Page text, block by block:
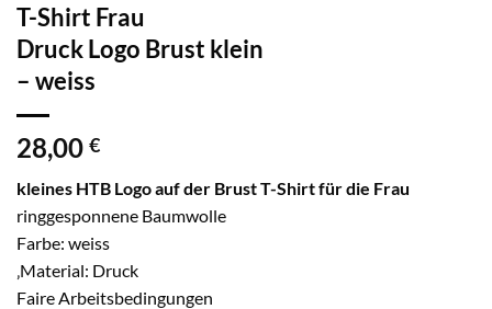
T-Shirt Frau
Druck Logo Brust klein
– weiss
28,00 €
kleines HTB Logo auf der BrustT-Shirt für die Frau
ringgesponnene Baumwolle
Farbe: weiss
‚Material: Druck
Faire Arbeitsbedingungen